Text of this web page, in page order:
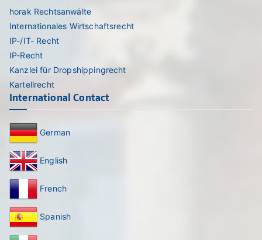
horak Rechtsanwälte
Internationales Wirtschaftsrecht
IP-/IT- Recht
IP-Recht
Kanzlei für Dropshippingrecht
Kartellrecht
International Contact
German
English
French
Spanish